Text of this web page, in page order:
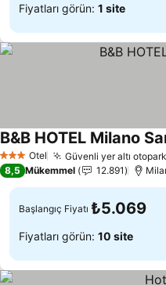
Fiyatları görün: 1 site
3 YıldızOtel Güvenli yer altı
B&B HOTEL Milano
8,5 Mükemmel 12.891
Başlangıç Fiyatı ₺5.069
Fiyatları görün: 10 site